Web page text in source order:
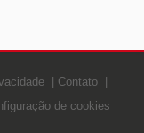
Contato
de cookies